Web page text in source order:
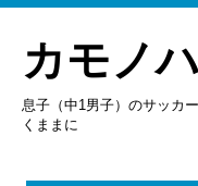
カモノ
息子（中1男子）のサッカ
くままに